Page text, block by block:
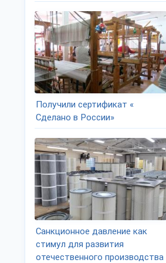
Получили сертификат «
Сделано в России»
Санкционное давление как
стимул для развития
отечественного производства